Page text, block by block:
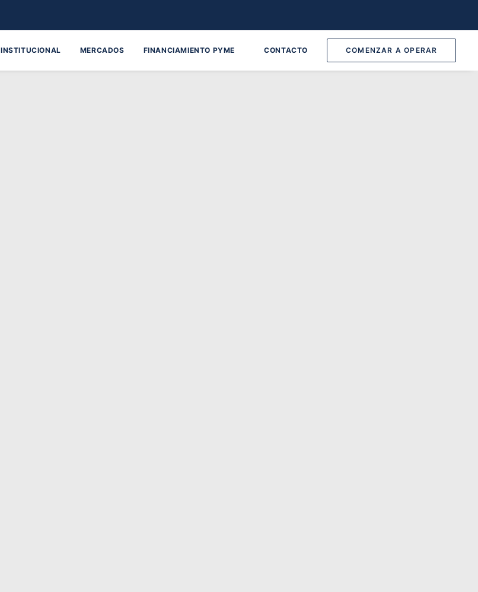
INSTITUCIONAL MERCADOS FINANCIAMIENTO PYME CONTACTO COMENZAR A OPERAR